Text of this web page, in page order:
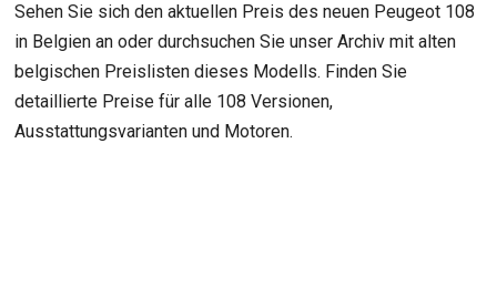
Sehen Sie sich den aktuellen Preis des neuen Peugeot 108
in Belgien an oder durchsuchen Sie unser Archiv mit alten
belgischen Preislisten dieses Modells. Finden Sie
detaillierte Preise für alle 108 Versionen,
Ausstattungsvarianten und Motoren.